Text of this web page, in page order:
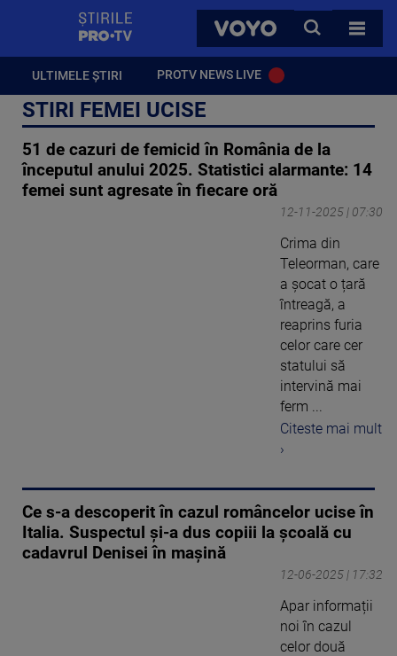
VOYO
CAUTA
TOATE
ULTIMELE ȘTIRI PROTV NEWS LIVE
STIRI FEMEI UCISE
51 de cazuri de femicid în România de la
începutul anului 2025. Statistici alarmante: 14
femei sunt agresate în fiecare oră
12-11-2025 | 07:30
Crima din
Teleorman, care
a șocat o țară
întreagă, a
reaprins furia
celor care cer
statului să
intervină mai
ferm ...
Citeste mai mult
›
Ce s-a descoperit în cazul româncelor ucise în
Italia. Suspectul și-a dus copiii la școală cu
cadavrul Denisei în mașină
12-06-2025 | 17:32
Apar informații
noi în cazul
celor două